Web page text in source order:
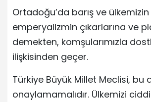
Ortadoğu’da barış ve
emperyalizmin çıkarlarına ve
demekten, komşularımızla
ilişkisinden geçer.
Türkiye Büyük Millet Meclisi, bu
onaylamamalıdır. Ülkemizi